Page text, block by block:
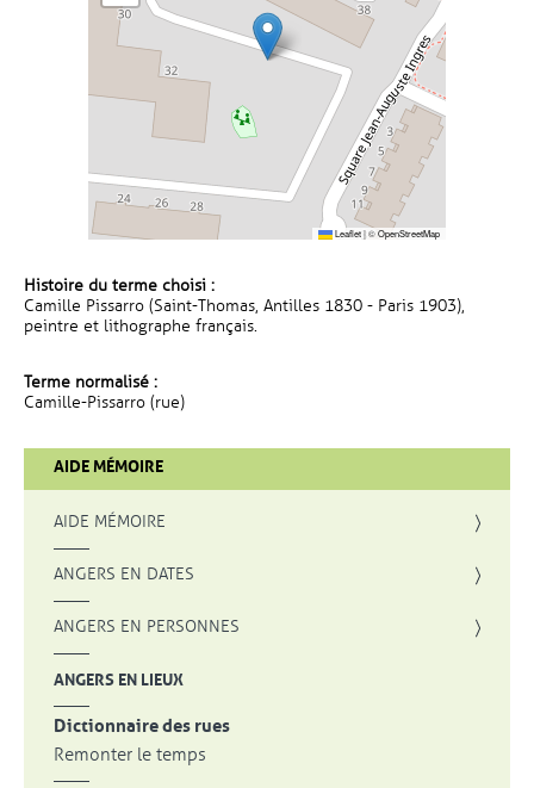
Leaflet|©OpenStreetMap
Histoire du terme choisi :
Camille Pissarro (Saint-Thomas, Antilles 1830 - Paris 1903),
peintre et lithographe français.
Terme normalisé :
Camille-Pissarro (rue)
AIDE MÉMOIRE
AIDE MÉMOIRE
ANGERS EN DATES
ANGERS EN PERSONNES
ANGERS EN LIEUX
Dictionnaire des rues
Remonter le temps